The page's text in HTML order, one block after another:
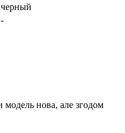
черный
-
нова, але згодом